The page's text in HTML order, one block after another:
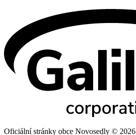
Oficiální stránky obce Novosedly © 2026